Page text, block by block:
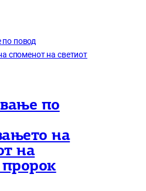
по
на
на
пророк